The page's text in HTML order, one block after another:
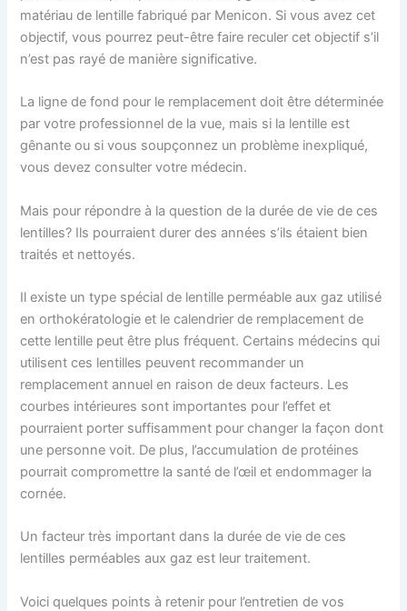
matériau de lentille fabriqué par Menicon. Si vous avez cet
objectif, vous pourrez peut-être faire reculer cet objectif s’il
n’est pas rayé de manière significative.
La ligne de fond pour le remplacement doit être déterminée
par votre professionnel de la vue, mais si la lentille est
gênante ou si vous soupçonnez un problème inexpliqué,
vous devez consulter votre médecin.
Mais pour répondre à la question de la durée de vie de ces
lentilles? Ils pourraient durer des années s’ils étaient bien
traités et nettoyés.
Il existe un type spécial de lentille perméable aux gaz utilisé
en orthokératologie et le calendrier de remplacement de
cette lentille peut être plus fréquent. Certains médecins qui
utilisent ces lentilles peuvent recommander un
remplacement annuel en raison de deux facteurs. Les
courbes intérieures sont importantes pour l’effet et
pourraient porter suffisamment pour changer la façon dont
une personne voit. De plus, l’accumulation de protéines
pourrait compromettre la santé de l’œil et endommager la
cornée.
Un facteur très important dans la durée de vie de ces
lentilles perméables aux gaz est leur traitement.
Voici quelques points à retenir pour l’entretien de vos